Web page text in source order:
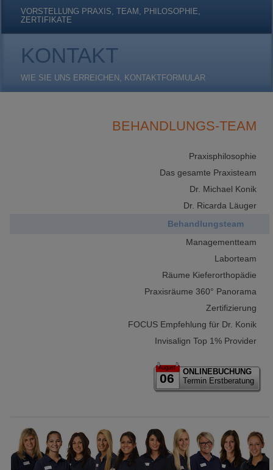
VORSTELLUNG PRAXIS, TEAM, PHILOSOPHIE,
ZERTIFIKATE
KONTAKT
WIE SIE UNS ERREICHEN, KONTAKTFORMULAR
BEHANDLUNGS-TEAM
Praxisphilosophie
Das gesamte Praxisteam
Dr. Michael Konik
Dr. Ricarda Läuger
Behandlungsteam
Managementteam
Laborteam
Räume Kieferorthopädie
Praxisräume 360° Panorama
Zertifizierung
FOCUS Empfehlung für Dr. Konik
Invisalign Top 1% Provider
August
06
ONLINEBUCHUNG
Termin Erstberatung